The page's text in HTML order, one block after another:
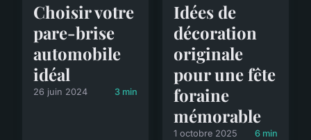
Choisir votre
pare-brise
automobile
idéal
26 juin 2024 3 min
Idées de
décoration
originale
pour une fête
foraine
mémorable
1 octobre 2025 6 min